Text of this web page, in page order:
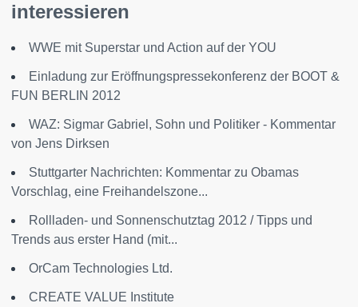
interessieren
WWE mit Superstar und Action auf der YOU
Einladung zur Eröffnungspressekonferenz der BOOT &
FUN BERLIN 2012
WAZ: Sigmar Gabriel, Sohn und Politiker - Kommentar
von Jens Dirksen
Stuttgarter Nachrichten: Kommentar zu Obamas
Vorschlag, eine Freihandelszone...
Rollladen- und Sonnenschutztag 2012 / Tipps und
Trends aus erster Hand (mit...
OrCam Technologies Ltd.
CREATE VALUE Institute